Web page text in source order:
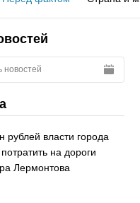
новостей
рублей власти города
на дороги
Лермонтова